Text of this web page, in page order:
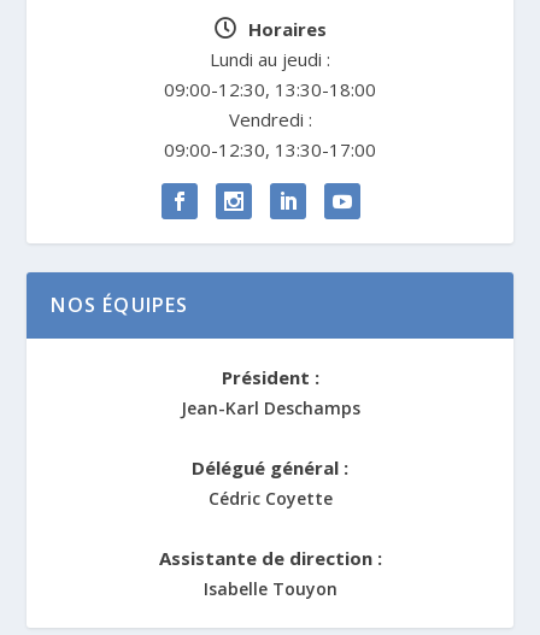
Horaires
Lundi au jeudi :
09:00-12:30, 13:30-18:00
Vendredi :
09:00-12:30, 13:30-17:00
NOS ÉQUIPES
Président :
Jean-Karl Deschamps
Délégué général :
Cédric Coyette
Assistante de direction :
Isabelle Touyon